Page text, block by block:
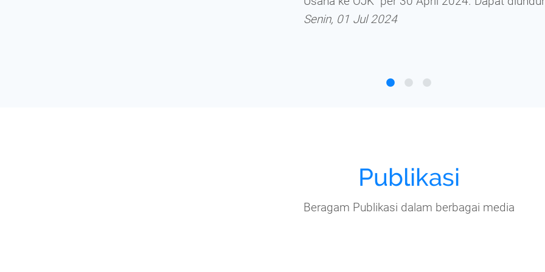
Senin, 01 Jul 2024
Publikasi
Beragam Publikasi dalam berbagai media